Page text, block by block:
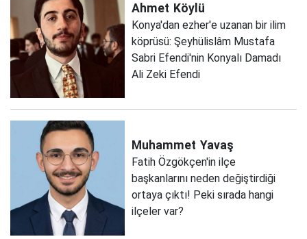
Ahmet Köylü
Konya'dan ezher'e uzanan bir ilim
köprüsü: Şeyhülislâm Mustafa
Sabri Efendi'nin Konyalı Damadı
Ali Zeki Efendi
Muhammet Yavaş
Fatih Özgökçen'in ilçe
başkanlarını neden değiştirdiği
ortaya çıktı! Peki sırada hangi
ilçeler var?